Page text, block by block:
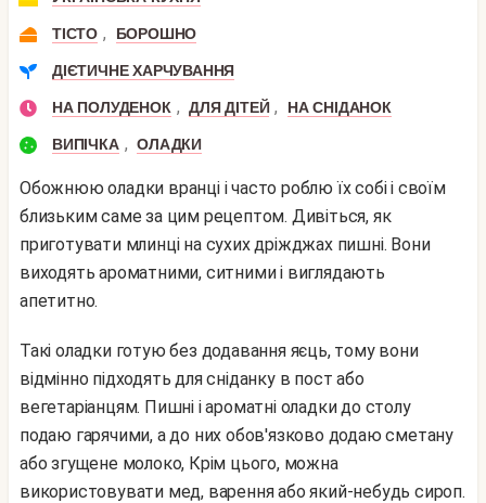
ТІСТО , БОРОШНО
ДІЄТИЧНЕ ХАРЧУВАННЯ
НА ПОЛУДЕНОК , ДЛЯ ДІТЕЙ , НА СНІДАНОК
ВИПІЧКА , ОЛАДКИ
Обожнюю оладки вранці і часто роблю їх собі і своїм
близьким саме за цим рецептом. Дивіться, як
приготувати млинці на сухих дріжджах пишні. Вони
виходять ароматними, ситними і виглядають
апетитно.
Такі оладки готую без додавання яєць, тому вони
відмінно підходять для сніданку в пост або
вегетаріанцям. Пишні і ароматні оладки до столу
подаю гарячими, а до них обов'язково додаю сметану
або згущене молоко, Крім цього, можна
використовувати мед, варення або який-небудь сироп.